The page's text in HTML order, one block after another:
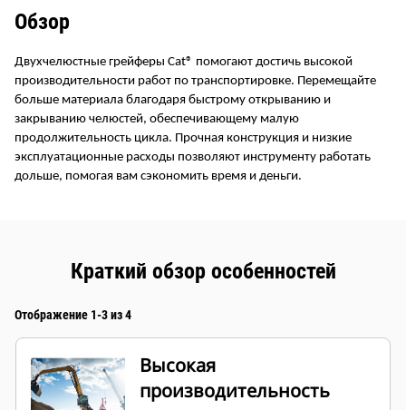
Обзор
Двухчелюстные грейферы Cat® помогают достичь высокой
производительности работ по транспортировке. Перемещайте
больше материала благодаря быстрому открыванию и
закрыванию челюстей, обеспечивающему малую
продолжительность цикла. Прочная конструкция и низкие
эксплуатационные расходы позволяют инструменту работать
дольше, помогая вам сэкономить время и деньги.
Краткий обзор особенностей
Отображение 1-3 из 4
Высокая
производительность